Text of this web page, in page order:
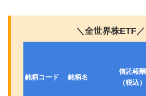
＼全世界株ETF／
銘柄コード 銘柄名
信託報酬
（税込）